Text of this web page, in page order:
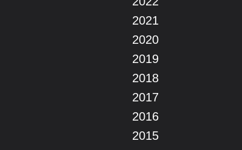
2021
2020
2019
2018
2017
2016
2015